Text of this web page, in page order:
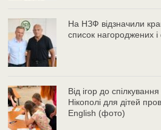
На НЗФ відзначили
список нагороджених
Від ігор до
Нікополі для дітей
English (фото)